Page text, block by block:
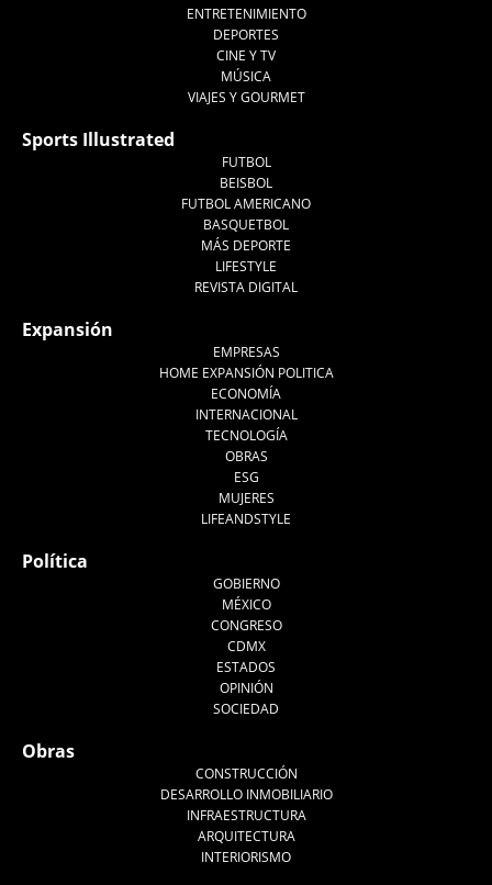
ENTRETENIMIENTO
DEPORTES
CINE Y TV
MÚSICA
VIAJES Y GOURMET
Sports Illustrated
FUTBOL
BEISBOL
FUTBOL AMERICANO
BASQUETBOL
MÁS DEPORTE
LIFESTYLE
REVISTA DIGITAL
Expansión
EMPRESAS
HOME EXPANSIÓN POLITICA
ECONOMÍA
INTERNACIONAL
TECNOLOGÍA
OBRAS
ESG
MUJERES
LIFEANDSTYLE
Política
GOBIERNO
MÉXICO
CONGRESO
CDMX
ESTADOS
OPINIÓN
SOCIEDAD
Obras
CONSTRUCCIÓN
DESARROLLO INMOBILIARIO
INFRAESTRUCTURA
ARQUITECTURA
INTERIORISMO